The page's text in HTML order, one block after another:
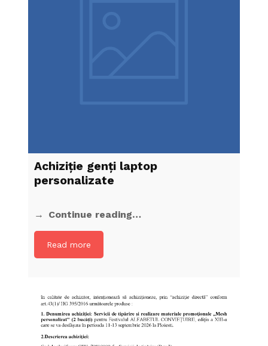
Achiziţie genți laptop
personalizate
Continue reading…
Read more